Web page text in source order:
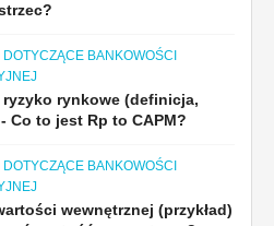
BANKOWOŚCI
ryzyko rynkowe (definicja,
- Co to jest Rp to CAPM?
BANKOWOŚCI
wewnętrznej (przykład)